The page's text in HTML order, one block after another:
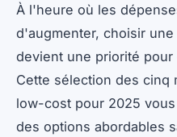
À l'heure où les
d'augmenter, choisir
devient une priorité
Cette sélection des cinq
low-cost pour 2025
des options abordables